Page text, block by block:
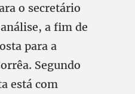
o secretário
a fim de
para a
Segundo
está com